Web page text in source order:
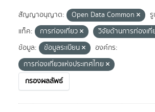
สัญญาอนุญาต: Open Data Common
แท็ค:
การท่องเที่ยว วิจัยด้านการท่องเที่
ข้อมูล:
ข้อมูลระเบียน
องค์กร:
การท่องเที่ยวแห่งประเทศไทย
กรองผลลัพธ์